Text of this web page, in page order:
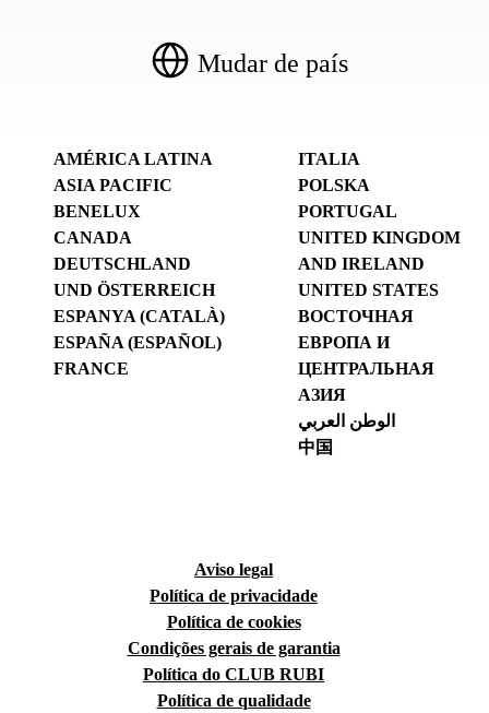
Mudar de país
AMÉRICA LATINA
ASIA PACIFIC
BENELUX
CANADA
DEUTSCHLAND
UND ÖSTERREICH
ESPANYA (CATALÀ)
ESPAÑA (ESPAÑOL)
FRANCE
ITALIA
POLSKA
PORTUGAL
UNITED KINGDOM
AND IRELAND
UNITED STATES
ВОСТОЧНАЯ
ЕВРОПА И
ЦЕНТРАЛЬНАЯ
АЗИЯ
الوطن العربي
中国
Aviso legal
Política de privacidade
Política de cookies
Condições gerais de garantia
Política do CLUB RUBI
Política de qualidade